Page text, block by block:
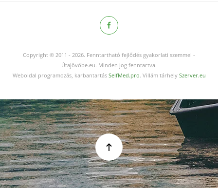
Copyright © 2011 - 2026. Fenntartható fejlődés gyakorlati szemmel -
Útajövőbe.eu. Minden jog fenntartva.
Weboldal programozás, karbantartás SelfMed.pro. Villám tárhely Szerver.eu